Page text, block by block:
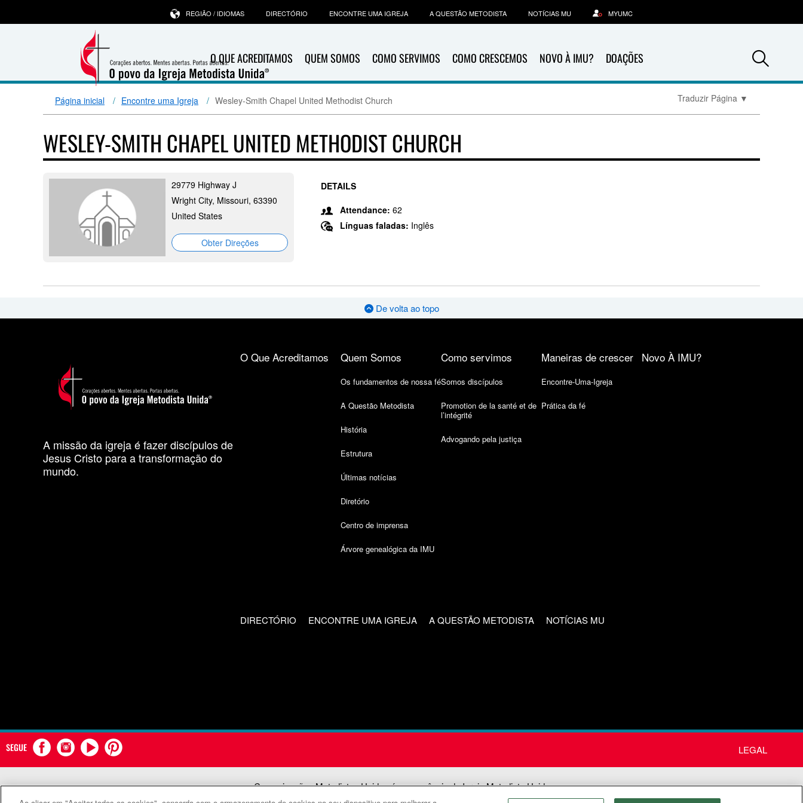
O QUE ACREDITAMOS QUEM SOMOS COMO SERVIMOS COMO CRESCEMOS NOVO À IMU? DOAÇÕES
REGIÃO / IDIOMAS DIRECTÓRIO ENCONTRE UMA IGREJA A QUESTÃO METODISTA NOTÍCIAS MU MYUMC
Página inicial Encontre uma Igreja Wesley-Smith Chapel United Methodist Church Traduzir Página ▼
WESLEY-SMITH CHAPEL UNITED METHODIST CHURCH
29779 Highway J
Wright City, Missouri, 63390
United States
Obter Direções
DETAILS
Attendance: 62
Línguas faladas: Inglês
De volta ao topo
A missão da igreja é fazer discípulos de
Jesus Cristo para a transformação do
mundo.
O Que Acreditamos Quem Somos
Os fundamentos de nossa fé
A Questão Metodista
História
Estrutura
Últimas notícias
Diretório
Centro de imprensa
Árvore genealógica da IMU
Como servimos
Somos discípulos
Promotion de la santé et de
l’intégrité
Advogando pela justiça
Maneiras de crescer
Encontre-Uma-Igreja
Prática da fé
Novo À IMU?
DIRECTÓRIO ENCONTRE UMA IGREJA A QUESTÃO METODISTA NOTÍCIAS MU
SEGUE LEGAL
Comunicações Metodistas Unidas é uma agência da Igreja Metodista Unida